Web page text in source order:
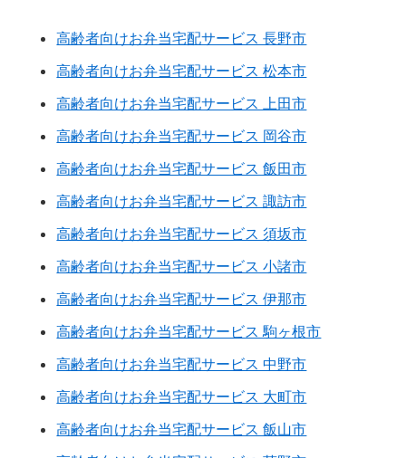
高齢者向けお弁当宅配サービス 長野市
高齢者向けお弁当宅配サービス 松本市
高齢者向けお弁当宅配サービス 上田市
高齢者向けお弁当宅配サービス 岡谷市
高齢者向けお弁当宅配サービス 飯田市
高齢者向けお弁当宅配サービス 諏訪市
高齢者向けお弁当宅配サービス 須坂市
高齢者向けお弁当宅配サービス 小諸市
高齢者向けお弁当宅配サービス 伊那市
高齢者向けお弁当宅配サービス 駒ヶ根市
高齢者向けお弁当宅配サービス 中野市
高齢者向けお弁当宅配サービス 大町市
高齢者向けお弁当宅配サービス 飯山市